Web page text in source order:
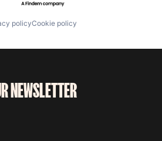
policyCookie policy
NEWSLETTER